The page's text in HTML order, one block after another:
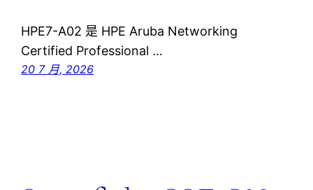
HPE7-A02 是 HPE Aruba Networking
Certified Professional …
20 7 月, 2026